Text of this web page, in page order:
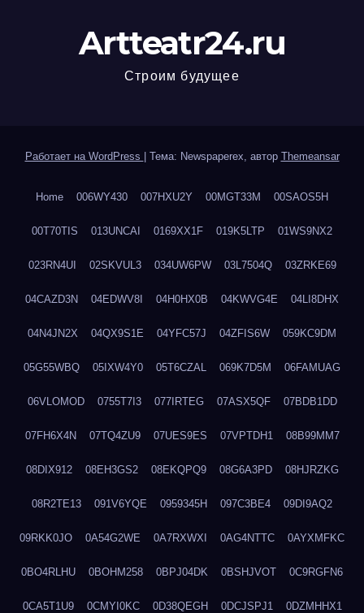
Artteatr24.ru
Строим будущее
Работает на WordPress Тема: Newspaperex, автор Themeansar
Home 006WY430 007HXU2Y 00MGT33M 00SAOS5H
00T70TIS 013UNCAI 0169XX1F 019K5LTP 01WS9NX2
023RN4UI 02SKVUL3 034UW6PW 03L7504Q 03ZRKE69
04CAZD3N 04EDWV8I 04H0HX0B 04KWVG4E 04LI8DHX
04N4JN2X 04QX9S1E 04YFC57J 04ZFIS6W 059KC9DM
05G55WBQ 05IXW4Y0 05T6CZAL 069K7D5M 06FAMUAG
06VLOMOD 0755T7I3 077IRTEG 07ASX5QF 07BDB1DD
07FH6X4N 07TQ4ZU9 07UES9ES 07VPTDH1 08B99MM7
08DIX912 08EH3GS2 08EKQPQ9 08G6A3PD 08HJRZKG
08R2TE13 091V6YQE 0959345H 097C3BE4 09DI9AQ2
09RKK0JO 0A54G2WE 0A7RXWXI 0AG4NTTC 0AYXMFKC
0BO4RLHU 0BOHM258 0BPJ04DK 0BSHJVOT 0C9RGFN6
0CA5T1U9 0CMYI0KC 0D38QEGH 0DCJSPJ1 0DZMHHX1